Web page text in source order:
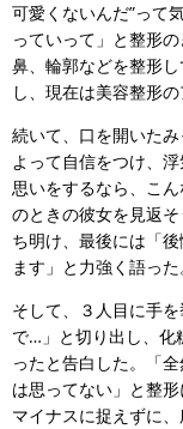
可愛くないんだ”って
っていって」と整形
鼻、輪郭などを整形
し、現在は美容整形
続いて、口を開いた
よって自信をつけ、
思いをするなら、こ
のときの彼女を見返
ち明け、最後には「
ます」と力強く語った
そして、３人目に手
で…」と切り出し、化
ったと告白した。「
は思ってない」と整
マイナスに捉えずに